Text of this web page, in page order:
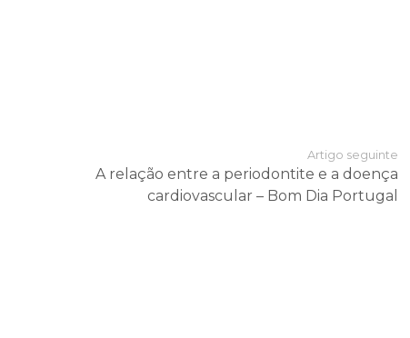
Artigo seguinte
A relação entre a periodontite e a doença
cardiovascular – Bom Dia Portugal